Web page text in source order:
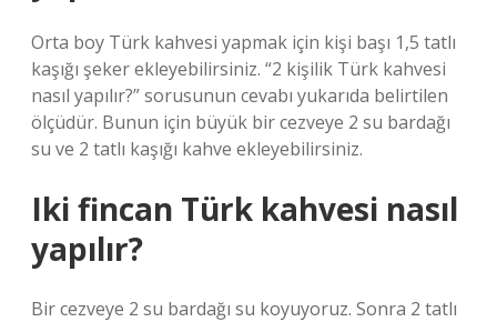
Orta boy Türk kahvesi yapmak için kişi başı 1,5 tatlı
kaşığı şeker ekleyebilirsiniz. “2 kişilik Türk kahvesi
nasıl yapılır?” sorusunun cevabı yukarıda belirtilen
ölçüdür. Bunun için büyük bir cezveye 2 su bardağı
su ve 2 tatlı kaşığı kahve ekleyebilirsiniz.
Iki fincan Türk kahvesi nasıl
yapılır?
Bir cezveye 2 su bardağı su koyuyoruz. Sonra 2 tatlı